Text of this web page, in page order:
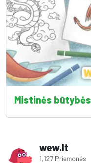
Mistinės būtybės
wew.lt
1,127 Priemonės